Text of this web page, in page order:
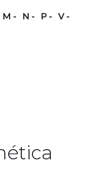
M N P V